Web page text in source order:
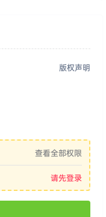
版权声明
查看全部权限
请先登录